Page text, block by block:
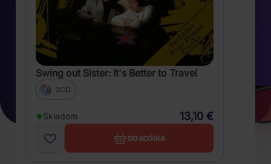
Swing out Sister: It's Better to Travel
2CD
Skladom 13,10 €
DO KOŠÍKA